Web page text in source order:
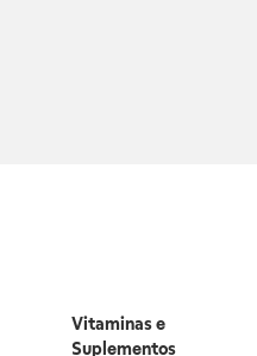
Vitaminas e
Suplementos